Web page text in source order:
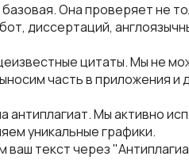
Она проверяет не
диссертаций,
цитаты. Мы не
часть в приложения и
антиплагиат. Мы активно
уникальные графики.
текст через